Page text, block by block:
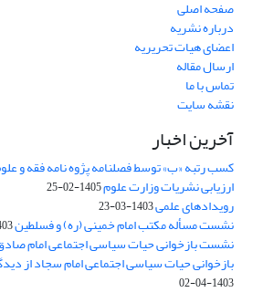
صفحه اصلی
درباره نشریه
اعضای هیات تحریریه
ارسال مقاله
تماس با ما
نقشه سایت
آخرین اخبار
کسب رتبه «ب» توسط فصلنامه پژوه نامه فقه و
ارزیابی نشریات وزارت علوم1405-02-25
رویدادهای علمی1403-03-23
نشست مسأله مکتب امام خمینی (ره) و فسلطین02
نشست بازخوانی حیات سیاسی اجتماعی امام
بازخوانی حیات سیاسی اجتماعی امام سجاد از
1403-04-02